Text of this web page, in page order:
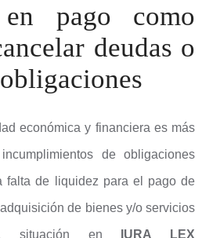
pago como
deudas o
económica y financiera es más
de obligaciones
falta de liquidez para el pago de
de bienes y/o servicios
situación en
IURA LEX